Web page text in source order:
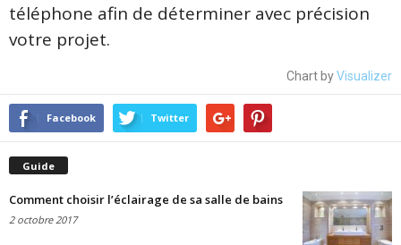
téléphone afin de déterminer avec précision
votre projet.
Chart byVisualizer
Facebook Twitter
Guide
Comment choisir l’éclairage de sa salle de bains
2 octobre 2017